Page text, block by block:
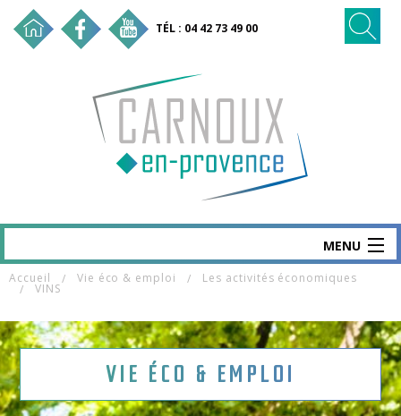
TÉL : 04 42 73 49 00
MENU
CARNOUX
MAIRIE & SERVICES
SANTÉ & SOCIAL
VIE ÉCO & EMPLOI
Accueil Vie éco & emploi Les activités économiques
VINS
VIE ÉCO & EMPLOI